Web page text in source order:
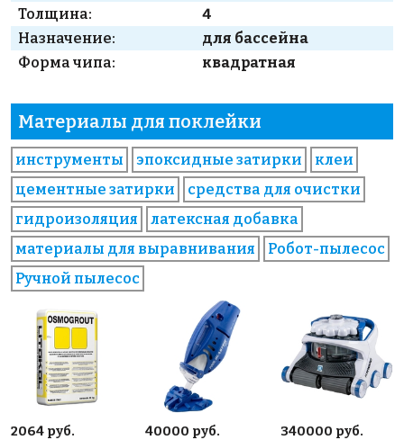
Толщина:
4
Назначение:
для бассейна
Форма чипа:
квадратная
Материалы для поклейки
инструменты эпоксидные затирки
клеи
цементные затирки
средства для очистки
гидроизоляция
латексная добавка
материалы для выравнивания
Робот-пылесос
Ручной пылесос
2064 руб.
40000 руб.
340000 руб.